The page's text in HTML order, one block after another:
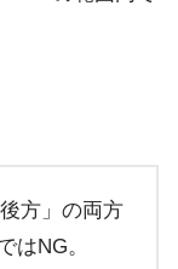
方」の両方
はNG。